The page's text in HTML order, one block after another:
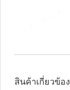
สินค้าเกี่ยวข้อง